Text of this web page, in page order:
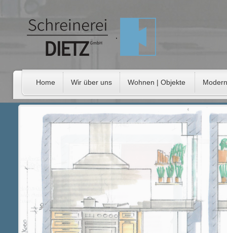
Home Wir über uns Wohnen | Objekte